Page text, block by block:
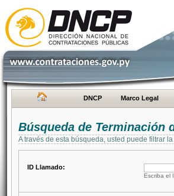
DNCP Marco Legal
Búsqueda de Terminación
A través de esta búsqueda, usted puede filtrar
ID Llamado:
Escriba el